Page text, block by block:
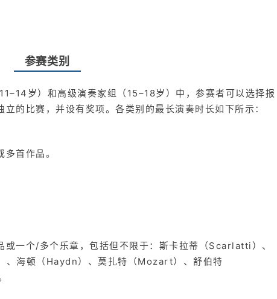
参赛类别
岁）和高级演奏家组（15–18岁）中，参赛者可以选择报
的比赛，并设有奖项。各类别的最长演奏时长如下所示：
首作品。
或一个/多个乐章，包括但不限于：斯卡拉蒂（Scarlatti）、
海顿（Haydn）、莫扎特（Mozart）、舒伯特